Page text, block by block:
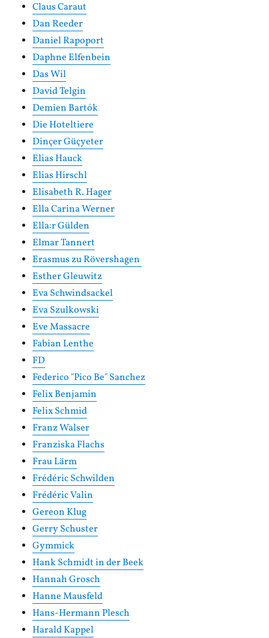
Claus Caraut
Dan Reeder
Daniel Rapoport
Daphne Elfenbein
Das Wil
David Telgin
Demien Bartók
Die Hoteltiere
Dinçer Güçyeter
Elias Hauck
Elias Hirschl
Elisabeth R. Hager
Ella Carina Werner
Ella:r Gülden
Elmar Tannert
Erasmus zu Rövershagen
Esther Gleuwitz
Eva Schwindsackel
Eva Szulkowski
Eve Massacre
Fabian Lenthe
FD
Federico "Pico Be" Sanchez
Felix Benjamin
Felix Schmid
Franz Walser
Franziska Flachs
Frau Lärm
Frédéric Schwilden
Frédéric Valin
Gereon Klug
Gerry Schuster
Gymmick
Hank Schmidt in der Beek
Hannah Grosch
Hanne Mausfeld
Hans-Hermann Plesch
Harald Kappel